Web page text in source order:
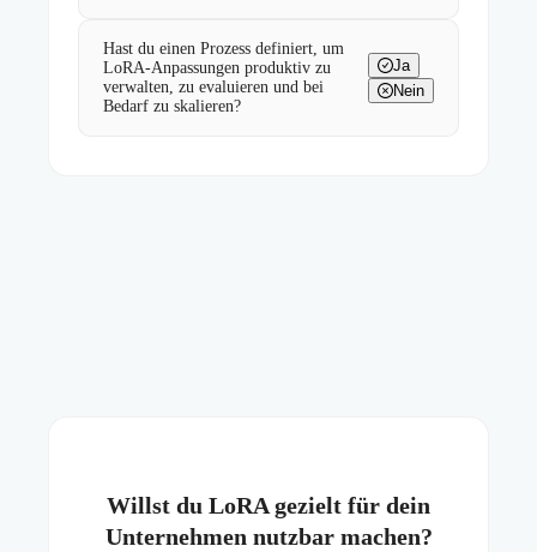
Hast du einen Prozess definiert, um
LoRA-Anpassungen produktiv zu
verwalten, zu evaluieren und bei
Bedarf zu skalieren?
Ja
Nein
Willst du LoRA gezielt für dein
Unternehmen nutzbar machen?